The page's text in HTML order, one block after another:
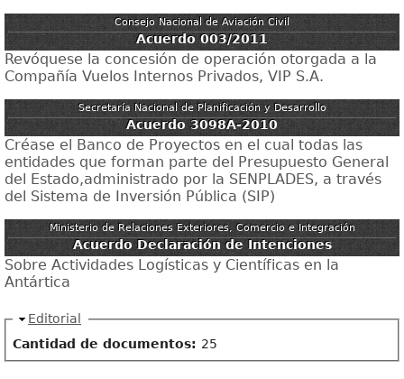
Consejo Nacional de Aviación Civil
Acuerdo 003/2011
Revóquese la concesión de operación otorgada a la
Compañía Vuelos Internos Privados, VIP S.A.
Secretaría Nacional de Planificación y Desarrollo
Acuerdo 3098A-2010
Créase el Banco de Proyectos en el cual todas las
entidades que forman parte del Presupuesto General
del Estado,administrado por la SENPLADES, a través
del Sistema de Inversión Pública (SIP)
Ministerio de Relaciones Exteriores, Comercio e Integración
Acuerdo Declaración de Intenciones
Sobre Actividades Logísticas y Científicas en la
Antártica
Ocultar
Editorial
Cantidad de documentos: 25